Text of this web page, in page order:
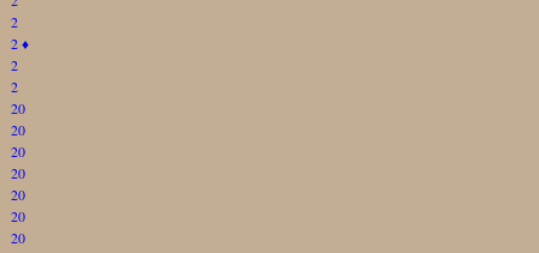
2
2♦
2
2
20
20
20
20
20
20
20